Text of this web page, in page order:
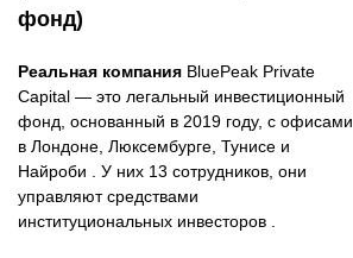
фонд)
Реальная компания BluePeak Private
Capital — это легальный инвестиционный
фонд, основанный в 2019 году, с офисами
в Лондоне, Люксембурге, Тунисе и
Найроби . У них 13 сотрудников, они
управляют средствами
институциональных инвесторов .